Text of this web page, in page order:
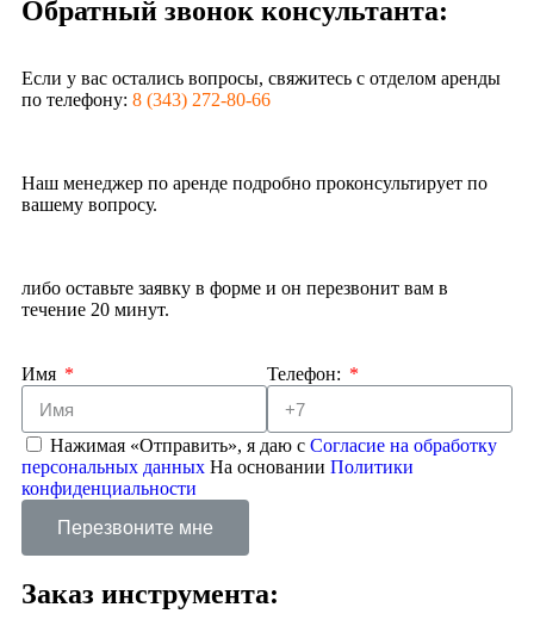
Обратный звонок консультанта:
Если у вас остались вопросы, свяжитесь с отделом аренды
по телефону: 8 (343) 272-80-66
Наш менеджер по аренде подробно проконсультирует по
вашему вопросу.
либо оставьте заявку в форме и он перезвонит вам в
течение 20 минут.
Имя Телефон:
Нажимая «Отправить», я даю с Согласие на обработку
персональных данных На основании Политики
конфиденциальности
Перезвоните мне
Заказ инструмента: